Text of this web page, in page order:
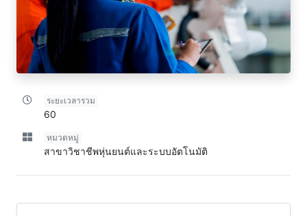
ระยะเวลารวม
60
หมวดหมู่
สาขาวิชาชีพหุ่นยนต์และระบบอัตโนมัติ